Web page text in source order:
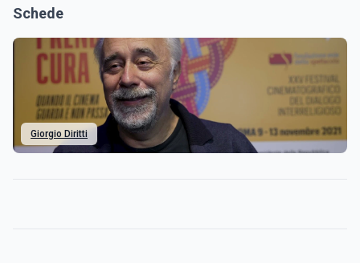
Schede
Giorgio Diritti